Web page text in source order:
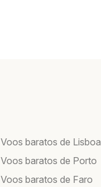
Voos baratos de Lisboa
Voos baratos de Porto
Voos baratos de Faro